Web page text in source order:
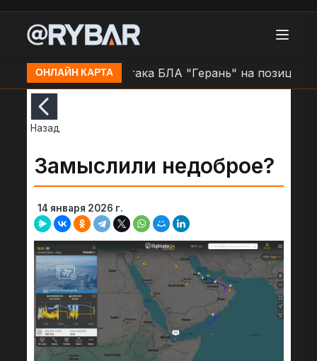
ОНЛАЙН КАРТА
н.п. Очаков Атака БЛА "Герань" на позиции
Назад
Замыслили недоброе?
14 января 2026 г.